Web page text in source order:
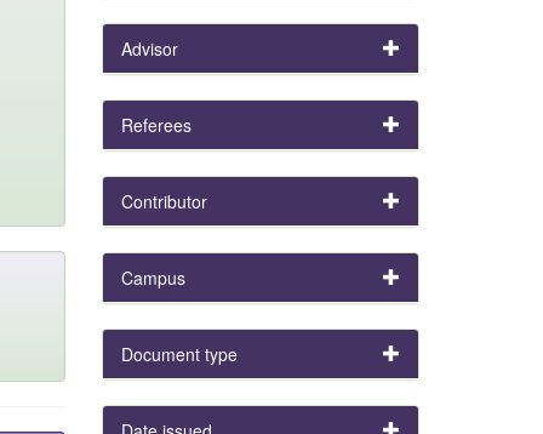
Advisor
Referees
Contributor
Campus
Document type